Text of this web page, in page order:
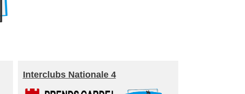
Interclubs Nationale 4